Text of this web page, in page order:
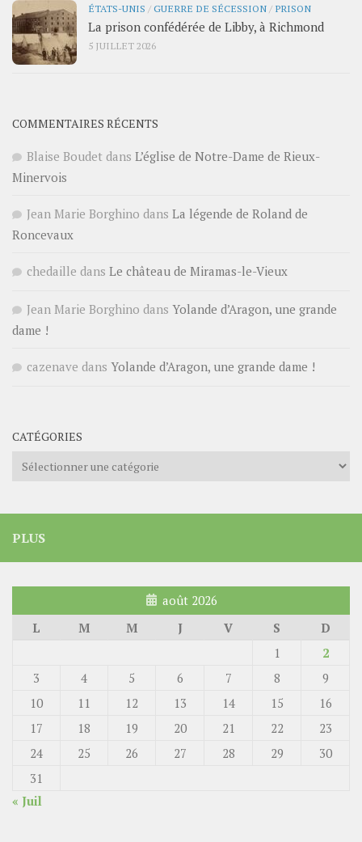
ÉTATS-UNIS /GUERRE DE SÉCESSION/ PRISON
La prison confédérée de Libby, à Richmond
5 JUILLET 2026
COMMENTAIRES RÉCENTS
Blaise Boudet dans L’église de Notre-Dame de Rieux-
Minervois
Jean Marie Borghino dans La légende de Roland de
Roncevaux
chedaille dans Le château de Miramas-le-Vieux
Jean Marie Borghino dans Yolande d’Aragon, une grande
dame !
cazenave dans Yolande d’Aragon, une grande dame !
CATÉGORIES
Catégories
PLUS
août 2026
L
M M J V S
D
1
2
3
4 5 6 7 8
9
10
11 12 13 14 15
16
17
18 19 20 21 22
23
24
25 26 27 28 29
30
31
« Juil